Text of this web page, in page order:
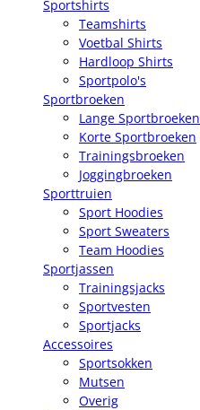
Sportshirts
Teamshirts
Voetbal Shirts
Hardloop Shirts
Sportpolo's
Sportbroeken
Lange Sportbroeken
Korte Sportbroeken
Trainingsbroeken
Joggingbroeken
Sporttruien
Sport Hoodies
Sport Sweaters
Team Hoodies
Sportjassen
Trainingsjacks
Sportvesten
Sportjacks
Accessoires
Sportsokken
Mutsen
Overig